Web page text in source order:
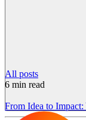
All posts
6 min read
From Idea to